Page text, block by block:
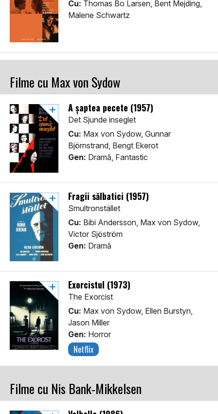
Cu: Thomas Bo Larsen, Bent Mejding,
Malene Schwartz
Filme cu Max von Sydow
A şaptea pecete (1957)
Det Sjunde inseglet
Cu: Max von Sydow, Gunnar
Björnstrand, Bengt Ekerot
Gen: Dramă, Fantastic
Fragii sălbatici (1957)
Smultronstället
Cu: Bibi Andersson, Max von Sydow,
Victor Sjöström
Gen: Dramă
Exorcistul (1973)
The Exorcist
Cu: Max von Sydow, Ellen Burstyn,
Jason Miller
Gen: Horror
Netflix
Filme cu Nis Bank-Mikkelsen